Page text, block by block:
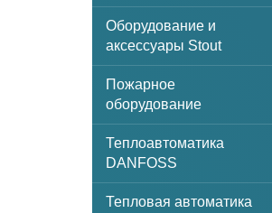
Оборудование и
аксессуары Stout
Пожарное
оборудование
Теплоавтоматика
DANFOSS
Тепловая автоматика